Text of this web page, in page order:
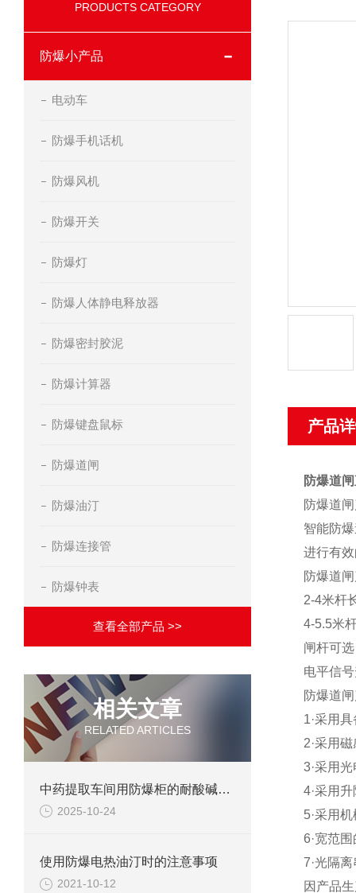
PRODUCTS CATEGORY
防爆小产品
电动车
防爆手机话机
防爆风机
防爆开关
防爆灯
防爆人体静电释放器
防爆密封胶泥
防爆计算器
防爆键盘鼠标
防爆道闸
防爆油汀
防爆连接管
防爆钟表
查看全部产品 >>
相关文章
RELATED ARTICLES
中药提取车间用防爆柜的耐酸碱材质有哪些？
2025-10-24
使用防爆电热油汀时的注意事项
2021-10-12
产品
防爆道
防爆道
智能防
进行有
防爆道
2-4米杆
4-5.5米
闸杆可
电平信
防爆道
1·采用
2·采用
3·采用
4·采用
5·采用
6·宽范
7·光隔
因产品